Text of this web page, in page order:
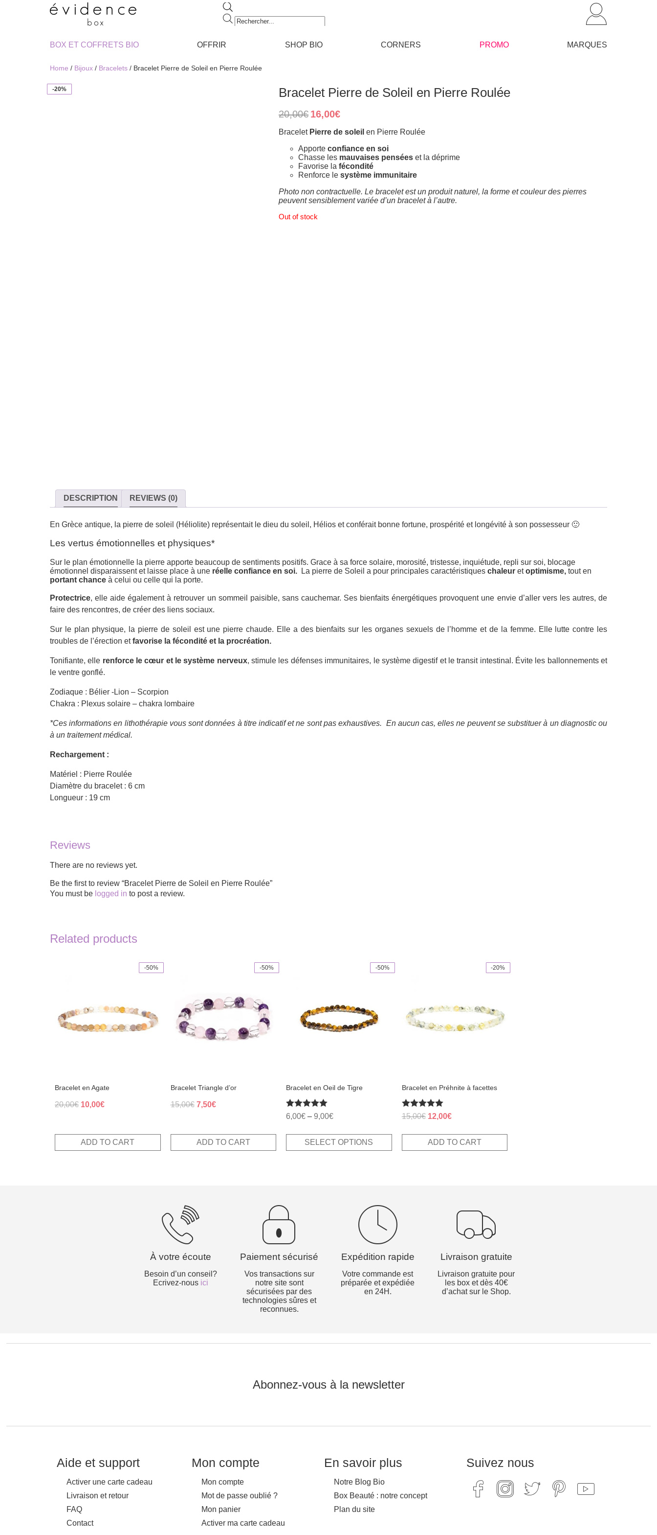
Recherche
de
BOX ET COFFRETS BIO
OFFRIR SHOP BIO CORNERS PROMO MARQUES
Home / Bijoux / Bracelets / Bracelet Pierre de Soleil en Pierre Roulée
-20% Bracelet Pierre de Soleil en Pierre Roulée
20,00€ Original
price
was:
16,00€Current
is:
Bracelet Pierre de soleil en Pierre Roulée
Apporte confiance en soi
Chasse les mauvaises pensées et la déprime
Favorise la fécondité
Renforce le système immunitaire
Photo non contractuelle. Le bracelet est un produit naturel, la forme et couleur des pierres
peuvent sensiblement variée d’un bracelet à l’autre.
Out of stock
DESCRIPTION REVIEWS (0)
En Grèce antique, la pierre de soleil (Héliolite) représentait le dieu du soleil, Hélios et conférait bonne fortune, prospérité et longévité à son possesseur 🙂
Les vertus émotionnelles et physiques*
Sur le plan émotionnelle la pierre apporte beaucoup de sentiments positifs. Grace à sa force solaire, morosité, tristesse, inquiétude, repli sur soi, blocage
émotionnel disparaissent et laisse place à une réelle confiance en soi. La pierre de Soleil a pour principales caractéristiques chaleur etoptimisme, tout en
portant chance à celui ou celle qui la porte.
Protectrice, elle aide également à retrouver un sommeil paisible, sans cauchemar. Ses bienfaits énergétiques provoquent une envie d’aller vers les autres, de
faire des rencontres, de créer des liens sociaux.
Sur le plan physique, la pierre de soleil est une pierre chaude. Elle a des bienfaits sur les organes sexuels de l’homme et de la femme. Elle lutte contre les
troubles de l’érection etfavorise la fécondité et la procréation.
Tonifiante, elle renforce le cœur et le système nerveux, stimule les défenses immunitaires, le système digestif et le transit intestinal. Évite les ballonnements et
le ventre gonflé.
Zodiaque : Bélier -Lion – Scorpion
Chakra : Plexus solaire – chakra lombaire
*Ces informations en lithothérapie vous sont données à titre indicatif et ne sont pas exhaustives. En aucun cas, elles ne peuvent se substituer à un diagnostic ou
à un traitement médical.
Rechargement :
Matériel : Pierre Roulée
Diamètre du bracelet : 6 cm
Longueur : 19 cm
Reviews
There are no reviews yet.
Be the first to review “Bracelet Pierre de Soleil en Pierre Roulée”
You must be logged in to post a review.
Related products
-50%
Bracelet en Agate
20,00€ Original
20,00€.
10,00€Current
10,00€.
ADD TO CART
-50%
Bracelet Triangle d’or
15,00€ Original
15,00€.
7,50€Current
7,50€.
ADD TO CART
-50%
Bracelet en Oeil de Tigre
Rated
5.00
6,00€ –9,00€
SELECT OPTIONS
options
page
-20%
Bracelet en Préhnite à facettes
Rated
5.00
15,00€ Original
was:
15,00€.
12,00€Current
is:
12,00€.
ADD TO CART
À votre écoute
Besoin d’un conseil?
Ecrivez-nous ici
Paiement sécurisé
Vos transactions sur
notre site sont
sécurisées par des
technologies sûres et
reconnues.
Expédition rapide
Votre commande est
préparée et expédiée
en 24H.
Livraison gratuite
Livraison gratuite pour
les box et dès 40€
d’achat sur le Shop.
Abonnez-vous à la newsletter
Aide et support
Activer une carte cadeau
Livraison et retour
FAQ
Contact
Mon compte
Mon compte
Mot de passe oublié ?
Mon panier
Activer ma carte cadeau
En savoir plus
Notre Blog Bio
Box Beauté : notre concept
Plan du site
Suivez nous